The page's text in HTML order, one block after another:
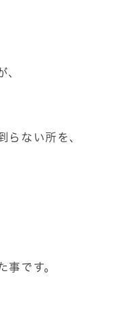
らない所を、
です。